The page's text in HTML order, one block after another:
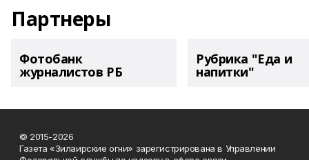
Партнеры
Фотобанк
журналистов РБ
Рубрика "Еда и
напитки"
© 2015-2026
Газета «Зилаирские огни» зарегистрирована в Управлении